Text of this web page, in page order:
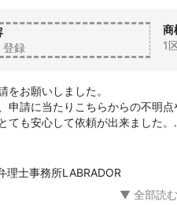
登録
商
1
をお願いしました。
申請に当たりこちらからの不明
ても安心して依頼が出来ました。
理士事務所LABRADOR